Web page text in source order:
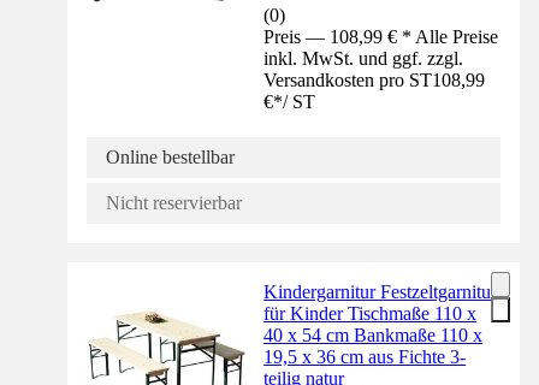
(0)
Preis — 108,99 € * Alle Preise
inkl. MwSt. und ggf. zzgl.
Versandkosten pro ST108,99
€*/ ST
Online bestellbar
Nicht reservierbar
Kindergarnitur Festzeltgarnitur
für Kinder Tischmaße 110 x
40 x 54 cm Bankmaße 110 x
19,5 x 36 cm aus Fichte 3-
teilig natur